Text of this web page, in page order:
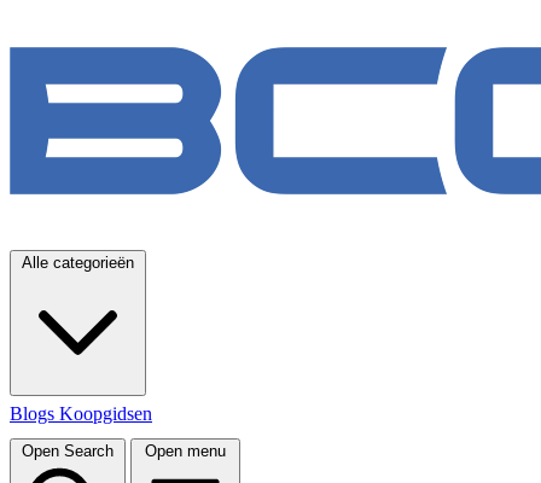
Alle categorieën
Blogs Koopgidsen
Open Search Open menu